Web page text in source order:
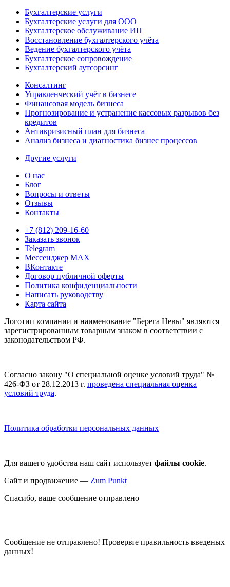
Бухгалтерские услуги
Бухгалтерские услуги для ООО
Бухгалтерское обслуживание ИП
Восстановление бухгалтерского учёта
Ведение бухгалтерского учёта
Бухгалтерское сопровождение
Бухгалтерский аутсорсинг
Консалтинг
Управленческий учёт в бизнесе
Финансовая модель бизнеса
Прогнозирование и устранение кассовых разрывов без
кредитов
Антикризисный план для бизнеса
Анализ бизнеса и диагностика бизнес процессов
Другие услуги
О нас
Блог
Вопросы и ответы
Отзывы
Контакты
+7 (812) 209-16-60
Заказать звонок
Telegram
Мессенджер MAX
ВКонтакте
Договор публичной оферты
Политика конфиденциальности
Написать руководству
Карта сайта
Логотип компании и наименование "Берега Невы" являются
зарегистрированным товарным знаком в соответствии с
законодательством РФ.
Согласно закону "О специальной оценке условий труда" №
426-ФЗ от 28.12.2013 г. проведена специальная оценка
условий труда.
Политика обработки персональных данных
Для вашего удобства наш сайт использует файлы cookie.
Сайт и продвижение — Zum Punkt
Спасибо, ваше сообщение отправлено
Сообщение не отправлено! Проверьте правильность введеных
данных!